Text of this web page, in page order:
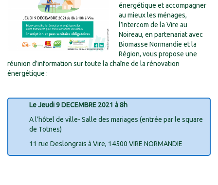
énergétique et accompagner
au mieux les ménages,
l’Intercom de la Vire au
Noireau, en partenariat avec
Biomasse Normandie et la
Région, vous propose une
réunion d’information sur toute la chaîne de la rénovation
énergétique :
Le Jeudi 9 DECEMBRE 2021 à 8h
A l’hôtel de ville- Salle des mariages (entrée par le square
de Totnes)
11 rue Deslongrais à Vire, 14500 VIRE NORMANDIE